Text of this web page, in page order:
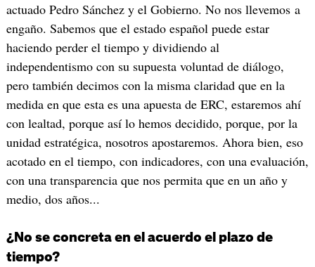
actuado Pedro Sánchez y el Gobierno. No nos llevemos a
engaño. Sabemos que el estado español puede estar
haciendo perder el tiempo y dividiendo al
independentismo con su supuesta voluntad de diálogo,
pero también decimos con la misma claridad que en la
medida en que esta es una apuesta de ERC, estaremos ahí
con lealtad, porque así lo hemos decidido, porque, por la
unidad estratégica, nosotros apostaremos. Ahora bien, eso
acotado en el tiempo, con indicadores, con una evaluación,
con una transparencia que nos permita que en un año y
medio, dos años...
¿No se concreta en el acuerdo el plazo de
tiempo?